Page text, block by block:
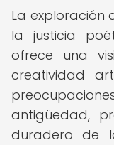
La exploración
la justicia
ofrece una
creatividad
antigüedad,
duradero de